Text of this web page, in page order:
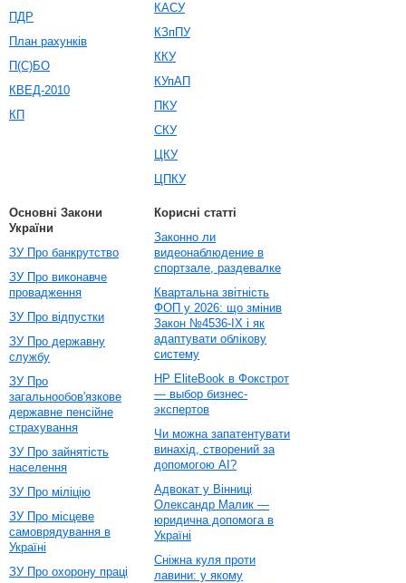
ПДР
План рахунків
П(С)БО
КВЕД-2010
КП
КАСУ
КЗпПУ
ККУ
КУпАП
ПКУ
СКУ
ЦКУ
ЦПКУ
Основні Закони
України
ЗУ Про банкрутство
ЗУ Про виконавче
провадження
ЗУ Про відпустки
ЗУ Про державну
службу
ЗУ Про
загальнообов'язкове
державне пенсійне
страхування
ЗУ Про зайнятість
населення
ЗУ Про міліцію
ЗУ Про місцеве
самоврядування в
Україні
ЗУ Про охорону праці
Корисні статті
Законно ли
видеонаблюдение в
спортзале, раздевалке
Квартальна звітність
ФОП у 2026: що змінив
Закон №4536-IX і як
адаптувати облікову
систему
HP EliteBook в Фокстрот
— выбор бизнес-
экспертов
Чи можна запатентувати
винахід, створений за
допомогою AI?
Адвокат у Вінниці
Олександр Малик —
юридична допомога в
Україні
Сніжна куля проти
лавини: у якому